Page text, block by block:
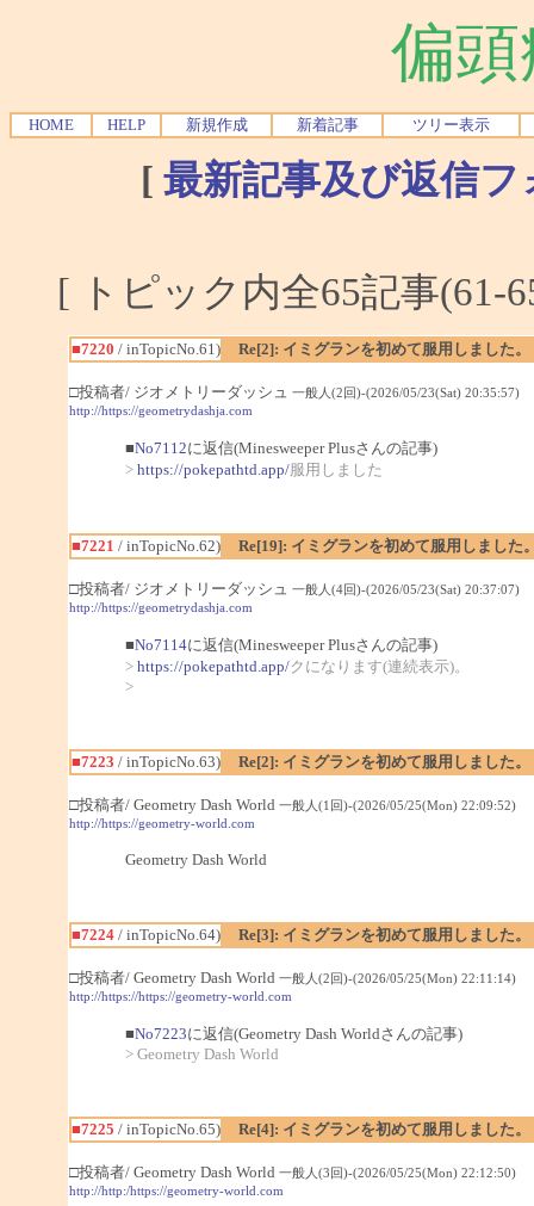
偏
HOME HELP 新規作成 新着記事 ツリー表示
[ 最新記事及び返信
[ トピック内全65記事
■7220 / inTopicNo.61) Re[2]: イミグランを初めて服用しました。
□投稿者/ ジオメトリーダッシュ 一般人(2回)-(2026/05/23(Sat) 20:35:57)
http://https://geometrydashja.com
■No7112に返信(Minesweeper Plusさんの記事)
> https://pokepathtd.app/服用しました
■7221 / inTopicNo.62) Re[19]: イミグランを初めて服用しました
□投稿者/ ジオメトリーダッシュ 一般人(4回)-(2026/05/23(Sat) 20:37:07)
http://https://geometrydashja.com
■No7114に返信(Minesweeper Plusさんの記事)
> https://pokepathtd.app/クになります(連続表示)。
>
■7223 / inTopicNo.63) Re[2]: イミグランを初めて服用しました。
□投稿者/ Geometry Dash World 一般人(1回)-(2026/05/25(Mon) 22:09:52)
http://https://geometry-world.com
Geometry Dash World
■7224/ inTopicNo.64) Re[3]: イミグランを初めて服用しました。
□投稿者/ Geometry Dash World 一般人(2回)-(2026/05/25(Mon) 22:11:14)
http://https://https://geometry-world.com
■No7223に返信(Geometry Dash Worldさんの記事)
> Geometry Dash World
■7225 / inTopicNo.65) Re[4]: イミグランを初めて服用しました。
□投稿者/ Geometry Dash World 一般人(3回)-(2026/05/25(Mon) 22:12:50)
http://http:/https://geometry-world.com